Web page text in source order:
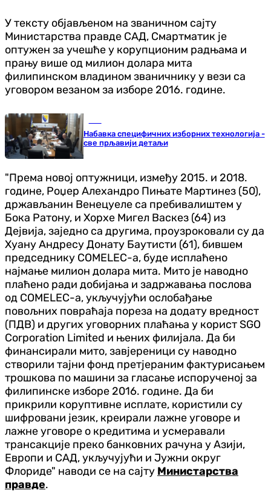
У тексту објављеном на званичном сајту
Министарства правде САД, Смартматик је
оптужен за учешће у корупционим радњама и
прању више од милион долара мита
филипинском владином званичнику у вези са
уговором везаном за изборе 2016. године.
Набавка специфичних изборних технологија -
све прљавији детаљи
"Према новој оптужници, између 2015. и 2018.
године, Роџер Алехандро Пињате Мартинез (50),
држављанин Венецуеле са пребивалиштем у
Бока Ратону, и Хорхе Мигел Васкез (64) из
Дејвија, заједно са другима, проузроковали су да
Хуану Андресу Донату Баутисти (61), бившем
председнику COMELEC-а, буде исплаћено
најмање милион долара мита. Мито је наводно
плаћено ради добијања и задржавања послова
од COMELEC-а, укључујући ослобађање
повољних повраћаја пореза на додату вредност
(ПДВ) и других уговорних плаћања у корист SGO
Corporation Limited и њених филијала. Да би
финансирали мито, завјереници су наводно
створили тајни фонд претјераним фактурисањем
трошкова по машини за гласање испорученој за
филипинске изборе 2016. године. Да би
прикрили коруптивне исплате, користили су
шифровани језик, креирали лажне уговоре и
лажне уговоре о кредитима и усмеравали
трансакције преко банковних рачуна у Азији,
Европи и САД, укључујући и Јужни округ
Флориде" наводи се на сајту Министарства
правде.